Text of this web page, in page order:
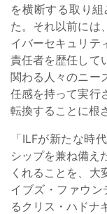
を横断する取り
た。それ以前には
イバーセキュリテ
責任者を歴任して
関わる人々のニー
任感を持って実行
転換することに根
「ILFが新たな時
シップを兼ね備え
くれることを、大
イブズ・ファウ
るクリス・ハドナ